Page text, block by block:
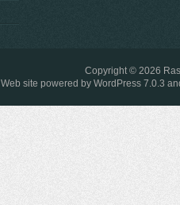
Copyright © 2026
Web site powered by WordPress 7.0.3